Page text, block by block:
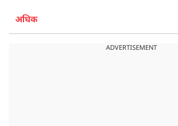
अधिक
ADVERTISEMENT